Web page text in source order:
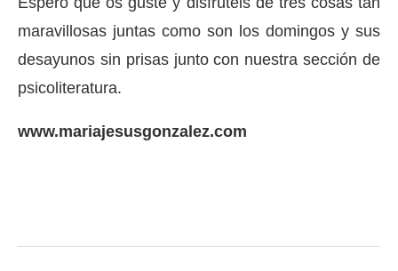
maravillosas juntas como son los domingos y sus
desayunos sin prisas junto con nuestra sección de
psicoliteratura.
www.mariajesusgonzalez.com